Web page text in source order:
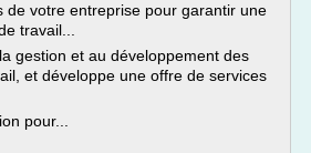
de votre entreprise pour garantir une
travail...
gestion et au développement des
et développe une offre de services
pour...